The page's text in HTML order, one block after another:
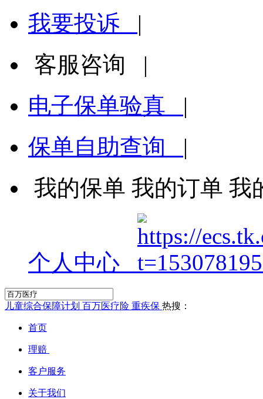
我要投诉 |
客服咨询 |
电子保单验真 |
保单自助查询 |
我的保单 我的订单 我
个人中心
儿童综合保障计划 百万医疗险 重疾保 热搜：
首页
理赔
客户服务
关于我们